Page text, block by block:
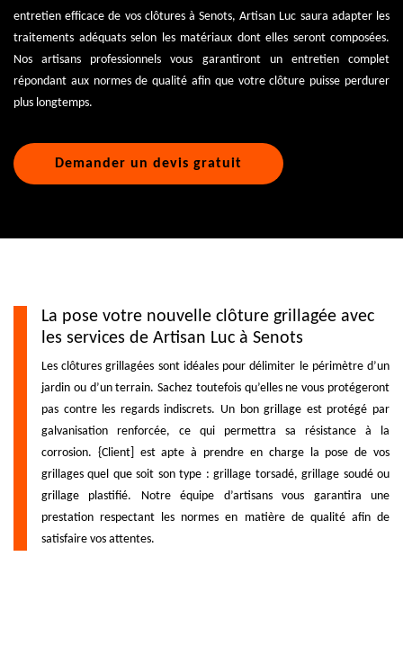
entretien efficace de vos clôtures à Senots, Artisan Luc saura adapter les
traitements adéquats selon les matériaux dont elles seront composées.
Nos artisans professionnels vous garantiront un entretien complet
répondant aux normes de qualité afin que votre clôture puisse perdurer
plus longtemps.
Demander un devis gratuit
La pose votre nouvelle clôture grillagée avec
les services de Artisan Luc à Senots
Les clôtures grillagées sont idéales pour délimiter le périmètre d’un
jardin ou d’un terrain. Sachez toutefois qu’elles ne vous protégeront
pas contre les regards indiscrets. Un bon grillage est protégé par
galvanisation renforcée, ce qui permettra sa résistance à la
corrosion. {Client] est apte à prendre en charge la pose de vos
grillages quel que soit son type : grillage torsadé, grillage soudé ou
grillage plastifié. Notre équipe d’artisans vous garantira une
prestation respectant les normes en matière de qualité afin de
satisfaire vos attentes.